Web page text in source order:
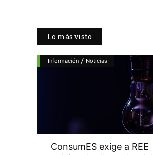
Lo más visto
Información / Noticias
ConsumES exige a REE